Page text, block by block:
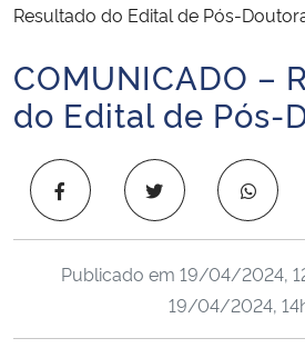
Ministério da Infraestrutura
Ministério da Educação
Ministério da Cidadania
Resultado do Edital de Pós-
Início do conteúdo
COMUNICADO –
do Edital de Pós-
Publicado em 19/04/2024,
19/04/2024,